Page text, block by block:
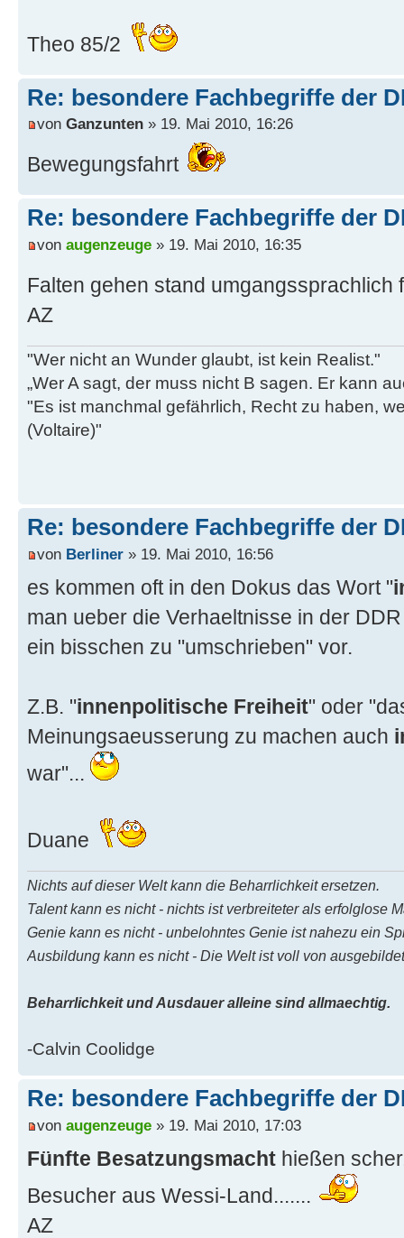
Theo 85/2
Re: besondere Fachbegriffe der
von Ganzunten » 19. Mai 2010, 16:26
Bewegungsfahrt
Re: besondere Fachbegriffe der
von augenzeuge » 19. Mai 2010, 16:35
Falten gehen stand
AZ
"Wer nicht an Wunder glaubt, ist kein Realist."
„Wer A sagt, der muss nicht B sagen. Er kann
"Es ist manchmal gefährlich, Recht zu haben,
(Voltaire)"
Re: besondere Fachbegriffe der
von Berliner » 19. Mai 2010, 16:56
es kommen oft in den Dokus das Wort "
man ueber die Verhaeltnisse in der
ein bisschen zu "umschrieben" vor.
Z.B. "innenpolitische Freiheit" oder
Meinungsaeusserung zu machen auch
war"...
Duane
Nichts auf dieser Welt kann die Beharrlichkeit ersetzen.
Talent kann es nicht - nichts ist verbreiteter als erfolglose
Genie kann es nicht - unbelohntes Genie ist nahezu ein
Ausbildung kann es nicht - Die Welt ist voll von
Beharrlichkeit und Ausdauer alleine sind allmaechtig.
-Calvin Coolidge
Re: besondere Fachbegriffe der
von augenzeuge » 19. Mai 2010, 17:03
Fünfte Besatzungsmacht hießen
Besucher aus Wessi-Land.......
AZ